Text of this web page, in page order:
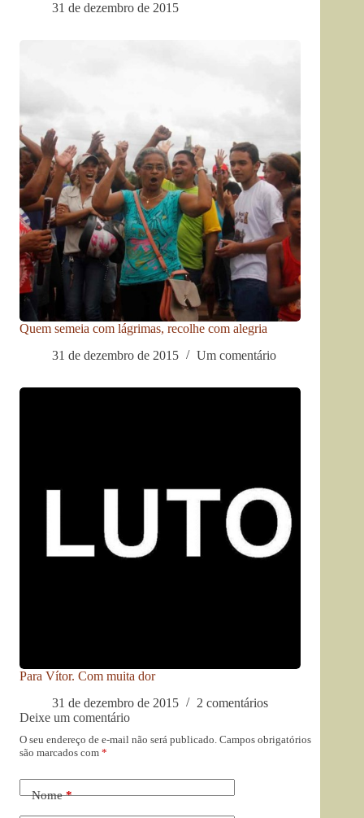
31 de dezembro de 2015
Quem semeia com lágrimas, recolhe com alegria
31 de dezembro de 2015
Um comentário
Para Vítor. Com muita dor
31 de dezembro de 2015
2 comentários
Deixe um comentário
O seu endereço de e-mail não será publicado. Campos obrigatórios
são marcados com *
Nome*